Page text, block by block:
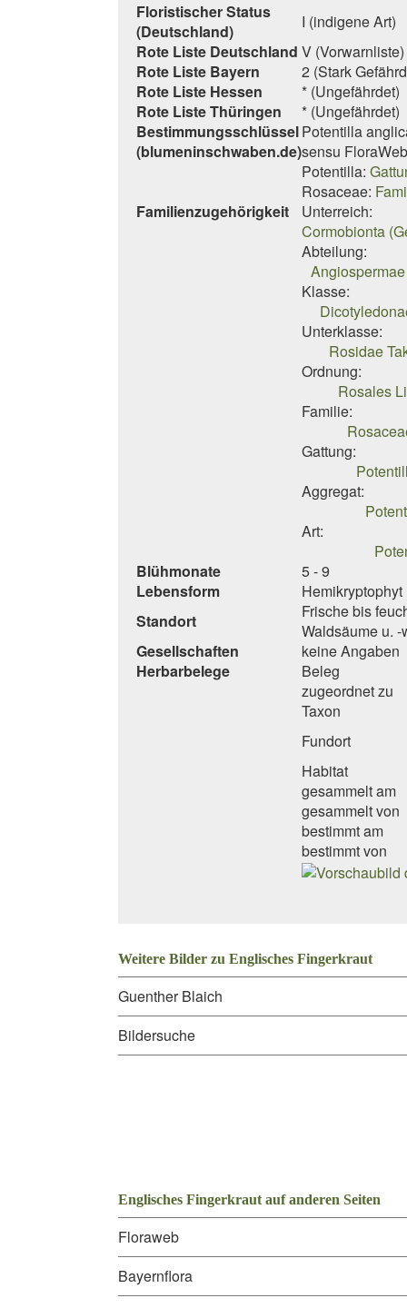
Floristischer Status
(Deutschland)
I (indigene Art)
Rote Liste Deutschland V (Vorwarnliste)
Rote Liste Bayern
2 (Stark
Rote Liste Hessen
* (Ungefährdet)
Rote Liste Thüringen
* (Ungefährdet)
Bestimmungsschlüssel
(blumeninschwaben.de)
Potentilla
sensu
Potentilla:
Rosaceae:
Familienzugehörigkeit
Unterreich:
Cormobionta
Abteilung:
Klasse:
Unterklasse:
Rosidae
Ordnung:
Rosales
Familie:
Gattung:
Aggregat:
Art:
Blühmonate
5 - 9
Lebensform
Standort
Frische bis
Waldsäume u.
Gesellschaften
keine Angaben
Herbarbelege
Beleg
zugeordnet zu
Taxon
Fundort
Habitat
gesammelt am
gesammelt von
bestimmt am
bestimmt von
Weitere Bilder zu Englisches Fingerkraut
Guenther Blaich
Bildersuche
Englisches Fingerkraut auf anderen Seiten
Floraweb
Bayernflora